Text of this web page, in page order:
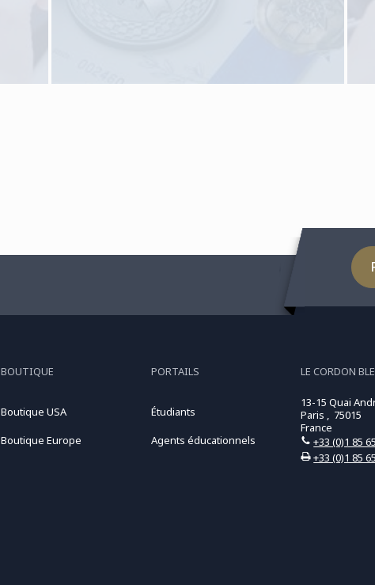
BOUTIQUE
Boutique USA
Boutique Europe
PORTAILS
Étudiants
Agents éducationnels
LE CORDON
13-15 Quai
Paris , 75015
France
+33 (0)1 85
+33 (0)1 85